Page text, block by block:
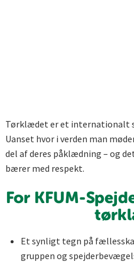
Tørklædet er et internationalt
Uanset hvor i verden man
del af deres påklædning – og
bærer med respekt.
For KFUM-
Et synligt tegn på
gruppen og